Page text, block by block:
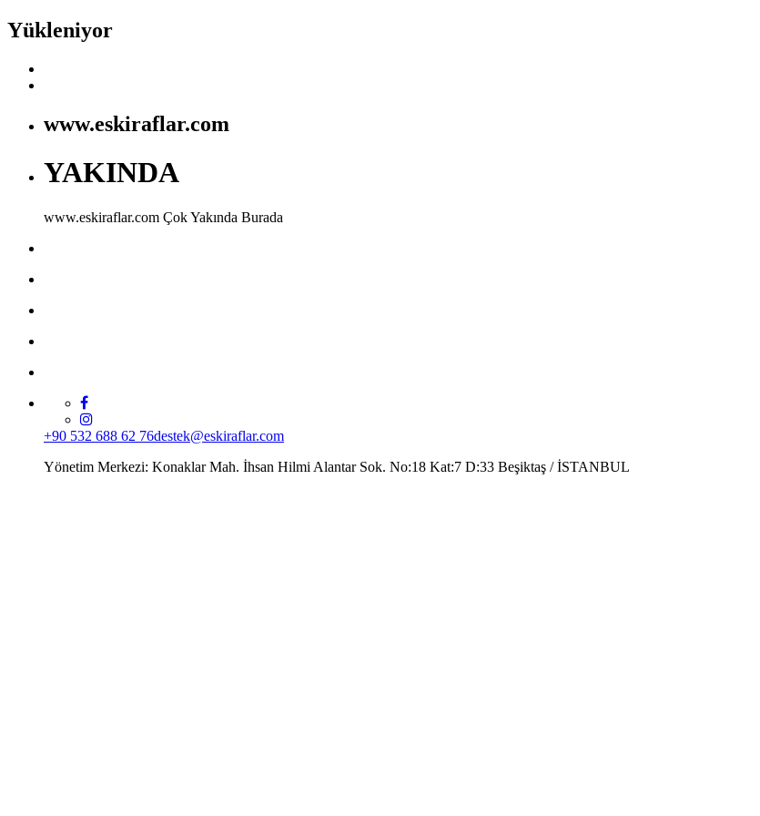
Yükleniyor
www.eskiraflar.com
YAKINDA
www.eskiraflar.com Çok Yakında Burada
+90 532 688 62 76destek@eskiraflar.com
Yönetim Merkezi: Konaklar Mah. İhsan Hilmi Alantar Sok. No:18 Kat:7 D:33 Beşiktaş / İSTANBUL